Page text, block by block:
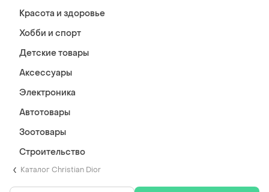
Каталог Christian Dior
Красота и здоровье
Хобби и спорт
Детские товары
Аксессуары
Электроника
Автотовары
Зоотовары
Строительство